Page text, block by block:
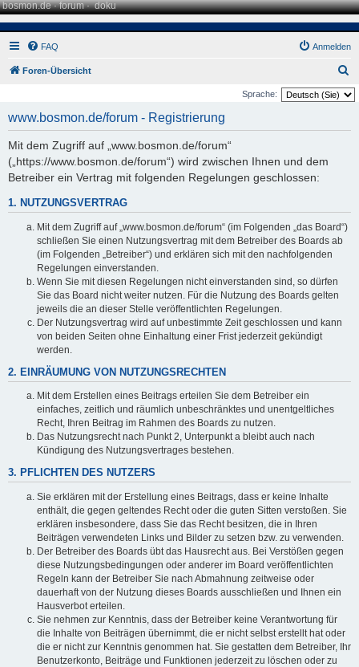
bosmon.de·forum·doku
FAQ Anmelden
Foren-Übersicht
u
Sprache:
www.bosmon.de/forum - Registrierung
Mit dem Zugriff auf „www.bosmon.de/forum“
(„https://www.bosmon.de/forum“) wird zwischen Ihnen und dem
Betreiber ein Vertrag mit folgenden Regelungen geschlossen:
1. NUTZUNGSVERTRAG
Mit dem Zugriff auf „www.bosmon.de/forum“ (im Folgenden „das Board“)
schließen Sie einen Nutzungsvertrag mit dem Betreiber des Boards ab
(im Folgenden „Betreiber“) und erklären sich mit den nachfolgenden
Regelungen einverstanden.
Wenn Sie mit diesen Regelungen nicht einverstanden sind, so dürfen
Sie das Board nicht weiter nutzen. Für die Nutzung des Boards gelten
jeweils die an dieser Stelle veröffentlichten Regelungen.
Der Nutzungsvertrag wird auf unbestimmte Zeit geschlossen und kann
von beiden Seiten ohne Einhaltung einer Frist jederzeit gekündigt
werden.
2. EINRÄUMUNG VON NUTZUNGSRECHTEN
Mit dem Erstellen eines Beitrags erteilen Sie dem Betreiber ein
einfaches, zeitlich und räumlich unbeschränktes und unentgeltliches
Recht, Ihren Beitrag im Rahmen des Boards zu nutzen.
Das Nutzungsrecht nach Punkt 2, Unterpunkt a bleibt auch nach
Kündigung des Nutzungsvertrages bestehen.
3. PFLICHTEN DES NUTZERS
Sie erklären mit der Erstellung eines Beitrags, dass er keine Inhalte
enthält, die gegen geltendes Recht oder die guten Sitten verstoßen. Sie
erklären insbesondere, dass Sie das Recht besitzen, die in Ihren
Beiträgen verwendeten Links und Bilder zu setzen bzw. zu verwenden.
Der Betreiber des Boards übt das Hausrecht aus. Bei Verstößen gegen
diese Nutzungsbedingungen oder anderer im Board veröffentlichten
Regeln kann der Betreiber Sie nach Abmahnung zeitweise oder
dauerhaft von der Nutzung dieses Boards ausschließen und Ihnen ein
Hausverbot erteilen.
Sie nehmen zur Kenntnis, dass der Betreiber keine Verantwortung für
die Inhalte von Beiträgen übernimmt, die er nicht selbst erstellt hat oder
die er nicht zur Kenntnis genommen hat. Sie gestatten dem Betreiber, Ihr
Benutzerkonto, Beiträge und Funktionen jederzeit zu löschen oder zu